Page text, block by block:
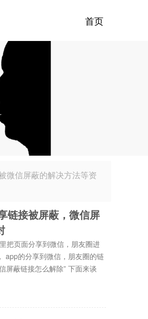
首页
微信屏蔽的解决方法等资
链接被屏蔽，微信屏
把页面分享到微信，朋友圈进
app的分享到微信，朋友圈的链
屏蔽链接怎么解除” 下面来谈